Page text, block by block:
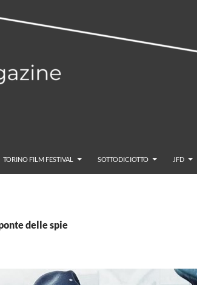
TORINO FILM FESTIVAL SOTTODICIOTTO JFD
delle spie